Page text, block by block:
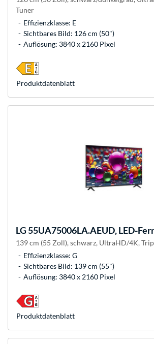
Tuner
Effizienzklasse: E
Sichtbares Bild: 126 cm (50")
Auflösung: 3840 x 2160 Pixel
Produkt­datenblatt
LG55UA75006LA.AEUD, LED-
139 cm (55 Zoll), schwarz, UltraHD/4K,
Effizienzklasse: G
Sichtbares Bild: 139 cm (55")
Auflösung: 3840 x 2160 Pixel
Produkt­datenblatt